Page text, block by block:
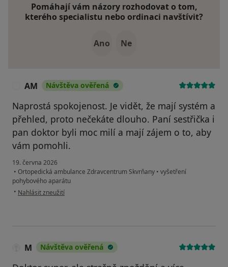
Pomáhají vám názory rozhodovat o tom,
kterého specialistu nebo ordinaci navštívit?
Ano Ne
AM Návštěva ověřená
Naprostá spokojenost. Je vidět, že mají systém a
přehled, proto nečekáte dlouho. Paní sestřička i
pan doktor byli moc milí a mají zájem o to, aby
vám pomohli.
19. června 2026
• Ortopedická ambulance Zdravcentrum Skvrňany • vyšetření
pohybového aparátu
• podle názoru uživatele AM
Nahlásit zneužití
M Návštěva ověřená